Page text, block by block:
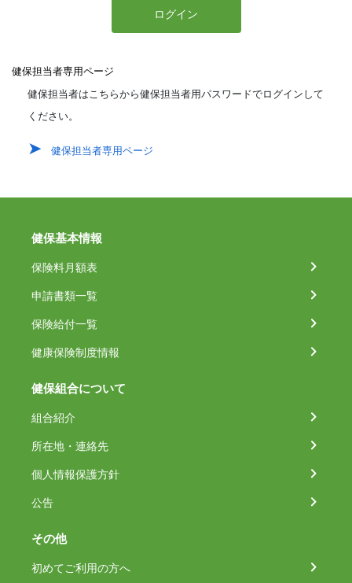
ログイン
健保担当者専用ページ
健保担当者はこちらから健保担当者用パスワードでログインして
ください。
健保担当者専用ページ
健保基本情報
保険料月額表
申請書類一覧
保険給付一覧
健康保険制度情報
健保組合について
組合紹介
所在地・連絡先
個人情報保護方針
公告
その他
初めてご利用の方へ